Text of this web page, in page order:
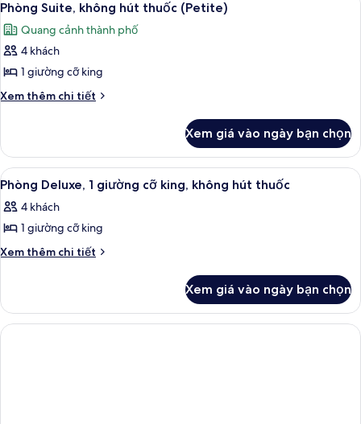
View)
hút
(Strip
View)
tất
cả
ảnh
Phòng
Suite,
thuốc
(Petite)
3
Phòng Suite, không hút thuốc (Petite)
Quang cảnh thành phố
4 khách
1 giường cỡ king
Xem thêm chi tiết
Chi
Phòng
Suite,
không
thuốc
(Petite)
Xem giá vào ngày bạn chọn
Xem
tất
cả
ảnh
Phòng
giường
cỡ
Bộ đồ giường cao cấp, nệm có lớp
1
Phòng Deluxe, 1 giường cỡ king, không hút thuốc
4 khách
1 giường cỡ king
Xem thêm chi tiết
Chi
Phòng
Deluxe,
1
Xem giá vào ngày bạn chọn